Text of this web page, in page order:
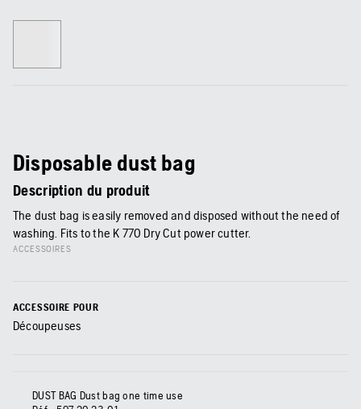
Disposable dust bag
Description du produit
The dust bag is easily removed and disposed without the need of
washing. Fits to the K 770 Dry Cut power cutter.
ACCESSOIRES
ACCESSOIRE POUR
Découpeuses
DUST BAG Dust bag one time use